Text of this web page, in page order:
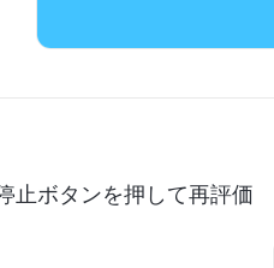
止ボタンを押して再評価